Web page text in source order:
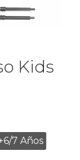
Kids
7 Años